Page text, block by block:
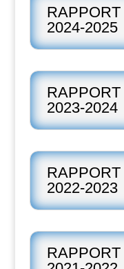
2024-2025
2023-2024
2022-2023